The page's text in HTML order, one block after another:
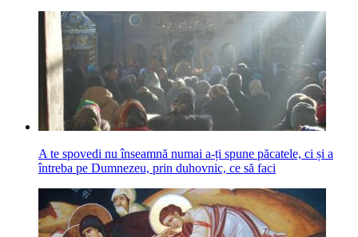
A te spovedi nu înseamnă numai a-ți spune păcatele, ci și a
întreba pe Dumnezeu, prin duhovnic, ce să faci